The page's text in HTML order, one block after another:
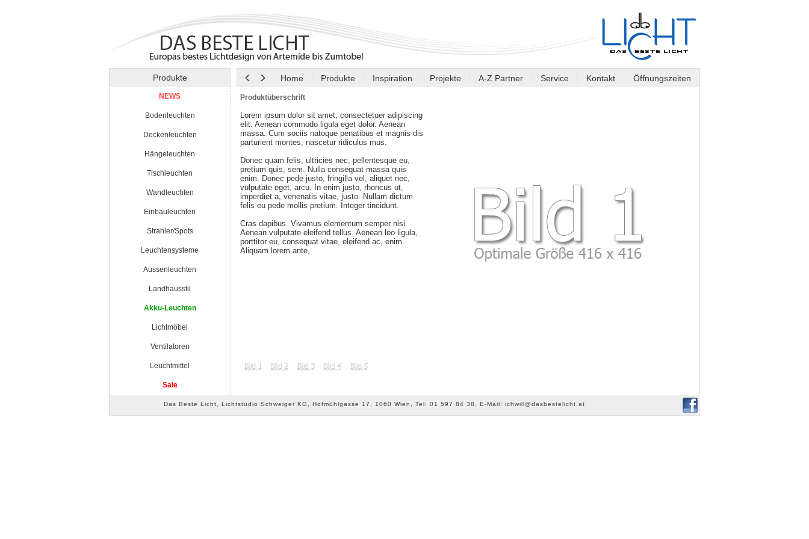
Produkte Home Produkte Inspiration Projekte A-Z Partner Service Kontakt Öffnungszeiten
NEWS
Bodenleuchten
Deckenleuchten
Hängeleuchten
Tischleuchten
Wandleuchten
Einbauleuchten
Strahler/Spots
Leuchtensysteme
Aussenleuchten
Landhausstil
Akku-Leuchten
Lichtmöbel
Ventilatoren
Leuchtmittel
Sale
Produktüberschrift
Lorem ipsum dolor sit amet, consectetuer adipiscing
elit. Aenean commodo ligula eget dolor. Aenean
massa. Cum sociis natoque penatibus et magnis dis
parturient montes, nascetur ridiculus mus.
Donec quam felis, ultricies nec, pellentesque eu,
pretium quis, sem. Nulla consequat massa quis
enim. Donec pede justo, fringilla vel, aliquet nec,
vulputate eget, arcu. In enim justo, rhoncus ut,
imperdiet a, venenatis vitae, justo. Nullam dictum
felis eu pede mollis pretium. Integer tincidunt.
Cras dapibus. Vivamus elementum semper nisi.
Aenean vulputate eleifend tellus. Aenean leo ligula,
porttitor eu, consequat vitae, eleifend ac, enim.
Aliquam lorem ante,
Das Beste Licht, Lichtstudio Schweiger KG, Hofmühlgasse 17, 1060 Wien, Tel: 01 597 84 38, E-Mail: ichwill@dasbestelicht.at